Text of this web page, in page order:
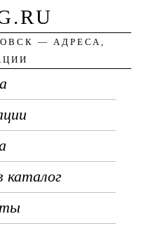
— АДРЕСА,
каталог